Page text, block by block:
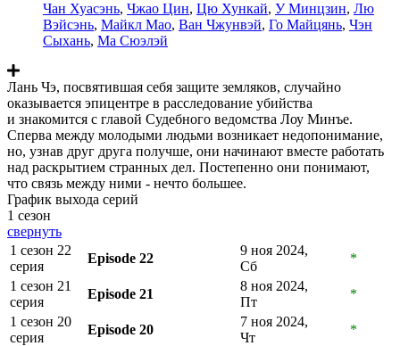
Чан Хуасэнь, Чжао Цин, Цю Хункай, У Минцзин, Лю
Вэйсэнь, Майкл Мао, Ван Чжунвэй, Го Майцянь, Чэн
Сыхань, Ма Сюэлэй
Лань Чэ, посвятившая себя защите земляков, случайно
оказывается эпицентре в расследование убийства
и знакомится с главой Судебного ведомства Лоу Минъе.
Сперва между молодыми людьми возникает недопонимание,
но, узнав друг друга получше, они начинают вместе работать
над раскрытием странных дел. Постепенно они понимают,
что связь между ними - нечто большее.
График выхода серий
1 сезон
свернуть
1 сезон 22
серия
Episode 22
9 ноя 2024,
Сб
*
1 сезон 21
серия
Episode 21
8 ноя 2024,
Пт
*
1 сезон 20
серия
Episode 20
7 ноя 2024,
Чт
*